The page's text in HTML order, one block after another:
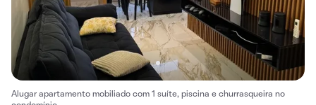
Alugar apartamento mobiliado com 1 suíte, piscina e churrasqueira no